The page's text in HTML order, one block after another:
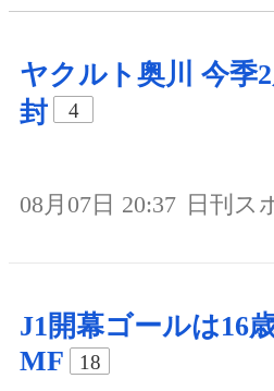
ヤクルト奥川 今季
封
4
08月07日 20:37 日刊ス
J1開幕ゴールは16
MF
18